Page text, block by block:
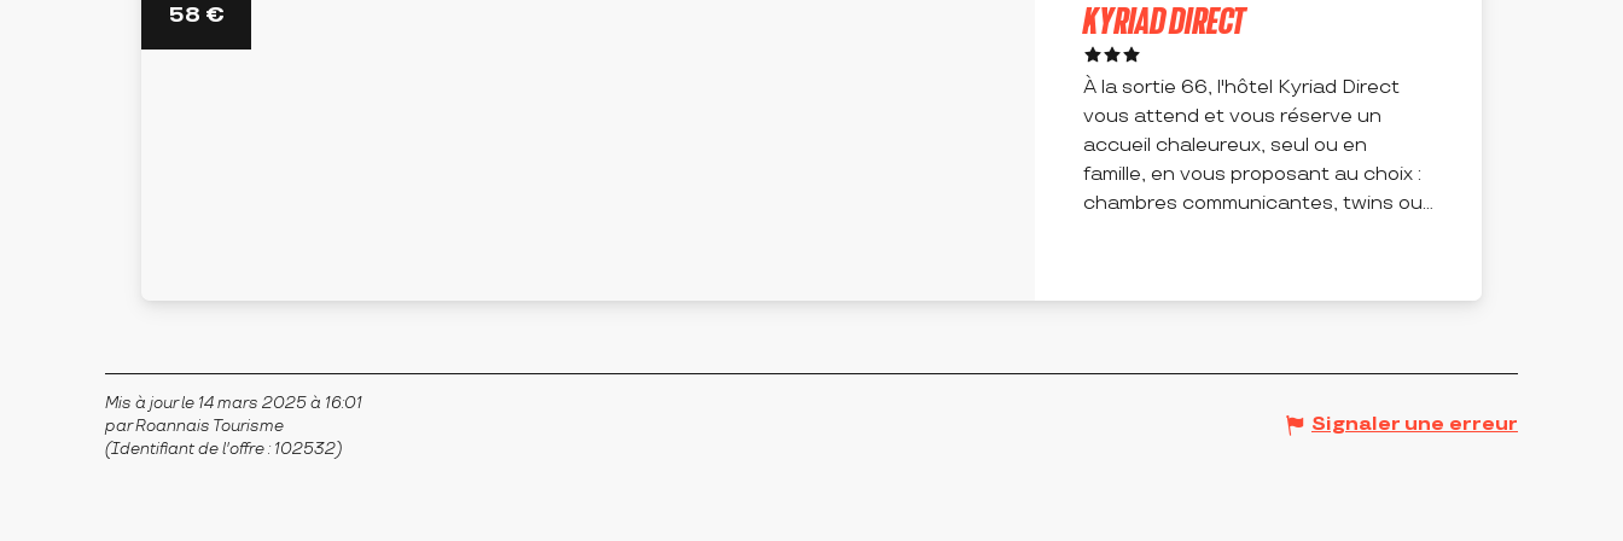
58 € KYRIAD DIRECT
À la sortie 66, l'hôtel Kyriad Direct
vous attend et vous réserve un
accueil chaleureux, seul ou en
famille, en vous proposant au choix :
chambres communicantes, twins ou...
Mis à jour le 14 mars 2025 à 16:01
par Roannais Tourisme
(Identifiant de l'offre : 102532)
Signaler une erreur